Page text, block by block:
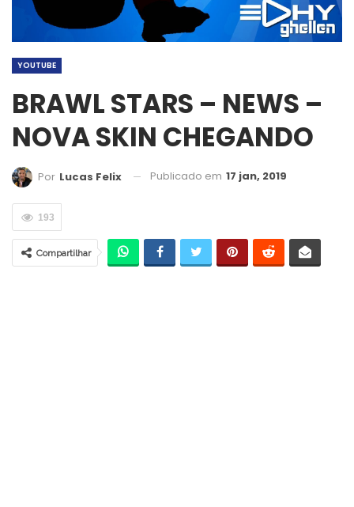
YOUTUBE
BRAWL STARS – NEWS –
NOVA SKIN CHEGANDO
Por Lucas Felix Publicado em 17 jan, 2019
193
Compartilhar